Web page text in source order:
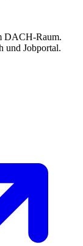
DACH-Raum.
und Jobportal.